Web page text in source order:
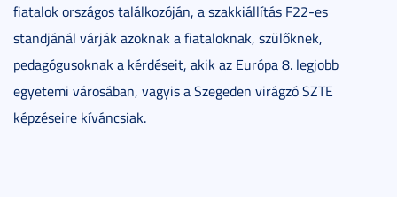
fiatalok országos találkozóján, a szakkiállítás F22-es
standjánál várják azoknak a fiataloknak, szülőknek,
pedagógusoknak a kérdéseit, akik az Európa 8. legjobb
egyetemi városában, vagyis a Szegeden virágzó SZTE
képzéseire kíváncsiak.